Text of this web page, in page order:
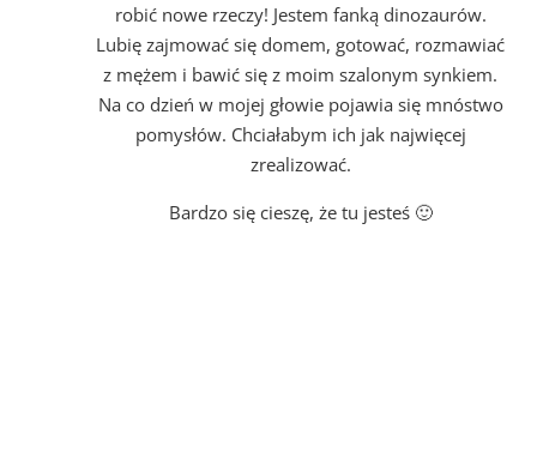
robić nowe rzeczy! Jestem fanką dinozaurów.
Lubię zajmować się domem, gotować, rozmawiać
z mężem i bawić się z moim szalonym synkiem.
Na co dzień w mojej głowie pojawia się mnóstwo
pomysłów. Chciałabym ich jak najwięcej
zrealizować.
Bardzo się cieszę, że tu jesteś 🙂